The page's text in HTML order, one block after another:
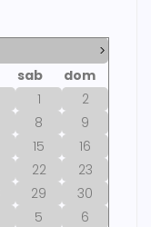
>
sab
dom
1
2
8
9
15
16
22
23
29
30
5
6